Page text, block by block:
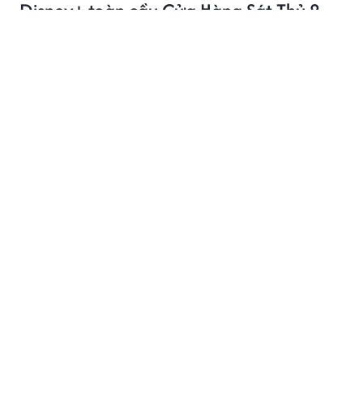
Disney+ toàn cầu Cửa Hàng Sát Thủ 2